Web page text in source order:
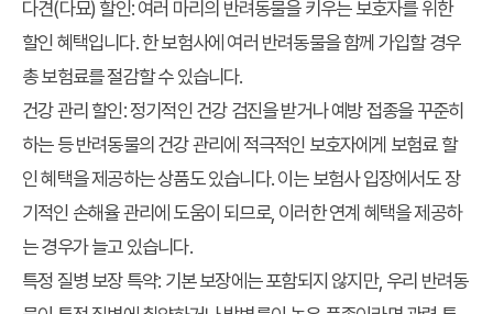
다견(다묘) 할인: 여러 마리의 반려동물을 키우는 보호자를 위한
할인 혜택입니다. 한 보험사에 여러 반려동물을 함께 가입할 경우
총 보험료를 절감할 수 있습니다.
건강 관리 할인: 정기적인 건강 검진을 받거나 예방 접종을 꾸준히
하는 등 반려동물의 건강 관리에 적극적인 보호자에게 보험료 할
인 혜택을 제공하는 상품도 있습니다. 이는 보험사 입장에서도 장
기적인 손해율 관리에 도움이 되므로, 이러한 연계 혜택을 제공하
는 경우가 늘고 있습니다.
특정 질병 보장 특약: 기본 보장에는 포함되지 않지만, 우리 반려동